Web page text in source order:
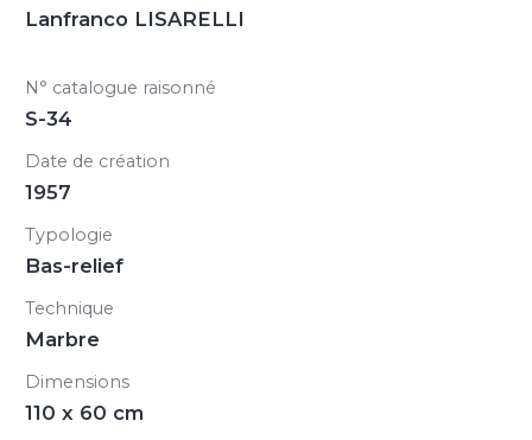
Lanfranco LISARELLI
N° catalogue raisonné
S-34
Date de création
1957
Typologie
Bas-relief
Technique
Marbre
Dimensions
110 x 60 cm